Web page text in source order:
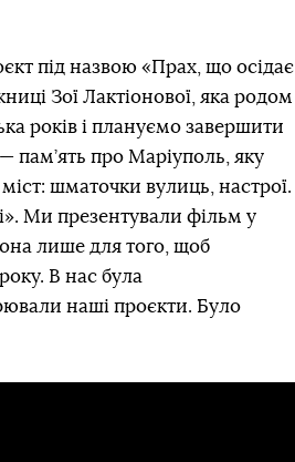
під назвою «Прах, що осідає
Зої Лактіонової, яка родом
років і плануємо завершити
пам’ять про Маріуполь, яку
шматочки вулиць, настрої.
Ми презентували фільм у
лише для того, щоб
В нас була
наші проєкти. Було